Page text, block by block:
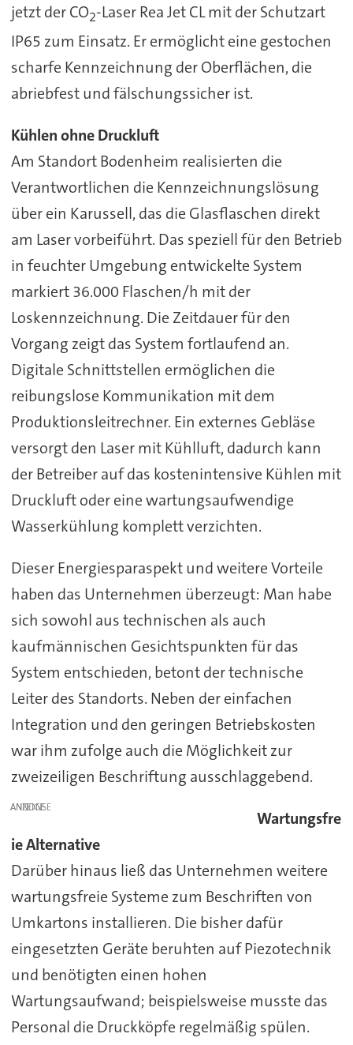
jetzt der CO2-Laser Rea Jet CL mit der Schutzart
IP65 zum Einsatz. Er ermöglicht eine gestochen
scharfe Kennzeichnung der Oberflächen, die
abriebfest und fälschungssicher ist.
Kühlen ohne Druckluft
Am Standort Bodenheim realisierten die
Verantwortlichen die Kennzeichnungslösung
über ein Karussell, das die Glasflaschen direkt
am Laser vorbeiführt. Das speziell für den Betrieb
in feuchter Umgebung entwickelte System
markiert 36.000 Flaschen/h mit der
Loskennzeichnung. Die Zeitdauer für den
Vorgang zeigt das System fortlaufend an.
Digitale Schnittstellen ermöglichen die
reibungslose Kommunikation mit dem
Produktionsleitrechner. Ein externes Gebläse
versorgt den Laser mit Kühlluft, dadurch kann
der Betreiber auf das kostenintensive Kühlen mit
Druckluft oder eine wartungsaufwendige
Wasserkühlung komplett verzichten.
Dieser Energiesparaspekt und weitere Vorteile
haben das Unternehmen überzeugt: Man habe
sich sowohl aus technischen als auch
kaufmännischen Gesichtspunkten für das
System entschieden, betont der technische
Leiter des Standorts. Neben der einfachen
Integration und den geringen Betriebskosten
war ihm zufolge auch die Möglichkeit zur
zweizeiligen Beschriftung ausschlaggebend.
ANZEIGE
Wartungsfre
ie Alternative
Darüber hinaus ließ das Unternehmen weitere
wartungsfreie Systeme zum Beschriften von
Umkartons installieren. Die bisher dafür
eingesetzten Geräte beruhten auf Piezotechnik
und benötigten einen hohen
Wartungsaufwand; beispielsweise musste das
Personal die Druckköpfe regelmäßig spülen.